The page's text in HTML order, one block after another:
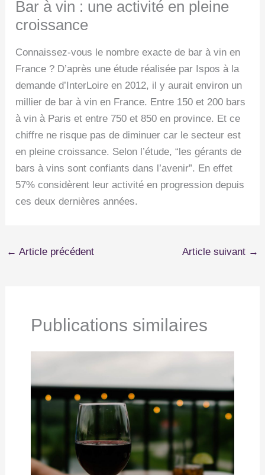
Bar à vin : une activité en pleine
croissance
Connaissez-vous le nombre exacte de bar à vin en
France ? D’après une étude réalisée par Ispos à la
demande d’InterLoire en 2012, il y aurait environ un
millier de bar à vin en France. Entre 150 et 200 bars
à vin à Paris et entre 750 et 850 en province. Et ce
chiffre ne risque pas de diminuer car le secteur est
en pleine croissance. Selon l’étude, “les gérants de
bars à vins sont confiants dans l’avenir”. En effet
57% considèrent leur activité en progression depuis
ces deux dernières années.
← Article précédent Article suivant →
Publications similaires